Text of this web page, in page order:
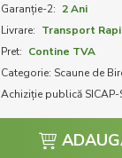
Garanție-2: 2 Ani
Livrare: Transport
Pret: Contine TVA
Categorie: Scaune de
Achiziție publică SICAP-